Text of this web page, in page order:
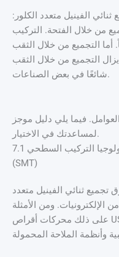
الفينيل متعدد الكلور:
من خلال الفتحة. التركيب
التجميع من خلال الثقب
التجميع من خلال الثقب
شائعًا في بعض الصناعات.
فيما يلي دليل موجز
لمساعدتك في الاختيار.
7.1 تجميع ثنائي الفينيل متعدد الكلور: تكنولوجيا التركيب السطحي
(SMT)
ثنائي الفينيل متعدد
الإلكترونيات. ومن الأمثلة
على ذلك محركات أقراص USB المحمولة والهواتف الذكية والأجهزة